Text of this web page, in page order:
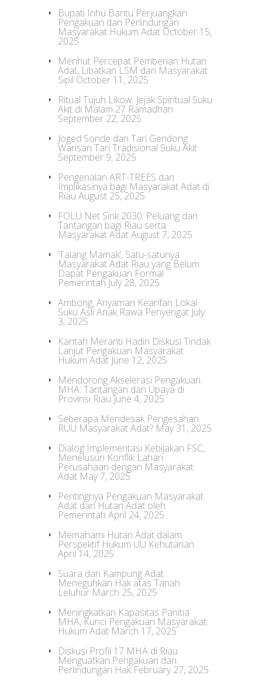
Bupati Inhu Bantu Perjuangkan
Pengakuan dan Perlindungan
Masyarakat Hukum Adat October 15,
2025
Menhut Percepat Pemberian Hutan
Adat, Libatkan LSM dan Masyarakat
Sipil October 11, 2025
Ritual Tujuh Likow: Jejak Spiritual Suku
Akit di Malam 27 Ramadhan
September 22, 2025
Joged Sonde dan Tari Gendong:
Warisan Tari Tradisional Suku Akit
September 9, 2025
Pengenalan ART-TREES dan
Implikasinya bagi Masyarakat Adat di
Riau August 25, 2025
FOLU Net Sink 2030: Peluang dan
Tantangan bagi Riau serta
Masyarakat AdatAugust 7, 2025
‘Talang Mamak’, Satu-satunya
Masyarakat Adat Riau yang Belum
Dapat Pengakuan Formal
Pemerintah July 28, 2025
Ambong, Anyaman Kearifan Lokal
Suku Asli Anak Rawa Penyengat July
3, 2025
Kantah Meranti Hadiri Diskusi Tindak
Lanjut Pengakuan Masyarakat
Hukum Adat June 12, 2025
Mendorong Akselerasi Pengakuan
MHA: Tantangan dan Upaya di
Provinsi Riau June 4, 2025
Seberapa Mendesak Pengesahan
RUU Masyarakat Adat? May 31, 2025
Dialog Implementasi Kebijakan FSC,
Menelusuri Konflik Lahan
Perusahaan dengan Masyarakat
Adat May 7, 2025
Pentingnya Pengakuan Masyarakat
Adat dan Hutan Adat oleh
Pemerintah April 24, 2025
Memahami Hutan Adat dalam
Perspektif Hukum UU Kehutanan
April 14, 2025
Suara dari Kampung Adat :
Meneguhkan Hak atas Tanah
Leluhur March 25, 2025
Meningkatkan Kapasitas Panitia
MHA, Kunci Pengakuan Masyarakat
Hukum Adat March 17, 2025
Diskusi Profil 17 MHA di Riau:
Menguatkan Pengakuan dan
Perlindungan Hak February 27, 2025